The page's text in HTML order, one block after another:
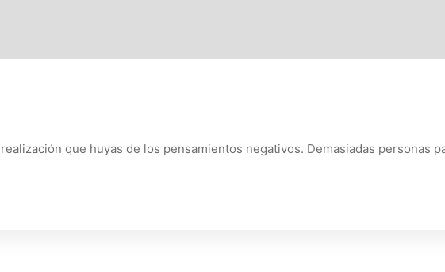
que huyas de los pensamientos negativos. Demasiadas personas